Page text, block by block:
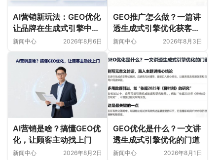
AI营销新玩法：GEO优化
让品牌在生成式引擎中被
首选
新闻中心 2026年8月6日
GEO推广怎么做？一篇讲
透生成式引擎优化获客新
玩法
新闻中心 2026年8月3日
AI营销是啥？搞懂GEO优
化，让顾客主动找上门
新闻中心 2026年8月2日
GEO优化是什么？一文讲
透生成式引擎优化的门道
新闻中心 2026年8月1日